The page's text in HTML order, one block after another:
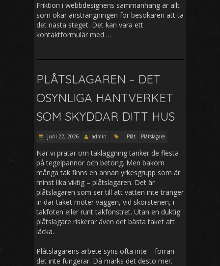
Friktion i webbdesignens sammanhang är allt
som ökar ansträngningen för besökaren att ta
det nästa steget. Det kan vara ett
kontaktformulär med …
PLÅTSLAGAREN – DET
OSYNLIGA HANTVERKET
SOM SKYDDAR DITT HUS
juni 22, 2026 admin Plåt Plåtslagare
När vi pratar om takläggning tänker de flesta
på tegelpannor och betong. Men bakom
många tak finns en annan yrkesgrupp som är
minst lika viktig – plåtslagaren. Det är
plåtslagaren som ser till att vatten inte tränger
in där taket möter väggen, vid skorstenen, i
takfoten eller runt takfönstret. Utan en duktig
plåtslagare riskerar även det bästa taket att
läcka.
Plåtslagarens arbete syns ofta inte – förrän
det inte fungerar. Då märks det desto mer.